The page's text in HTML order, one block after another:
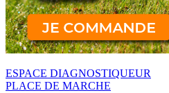
ESPACE DIAGNOSTIQUEUR
PLACE DE MARCHE